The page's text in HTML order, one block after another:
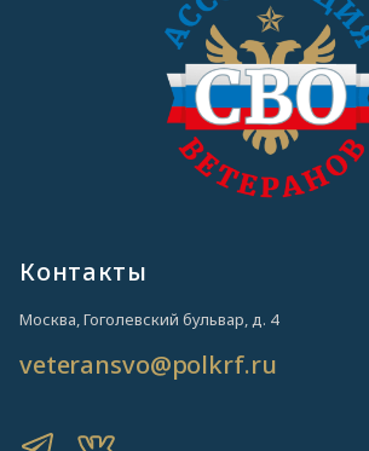
Контакты
Москва, Гоголевский бульвар, д. 4
veteransvo@polkrf.ru